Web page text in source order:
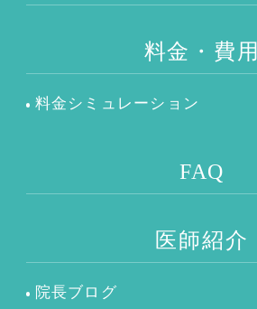
料金・費用
料金シミュレーション
FAQ
医師紹介
院長ブログ